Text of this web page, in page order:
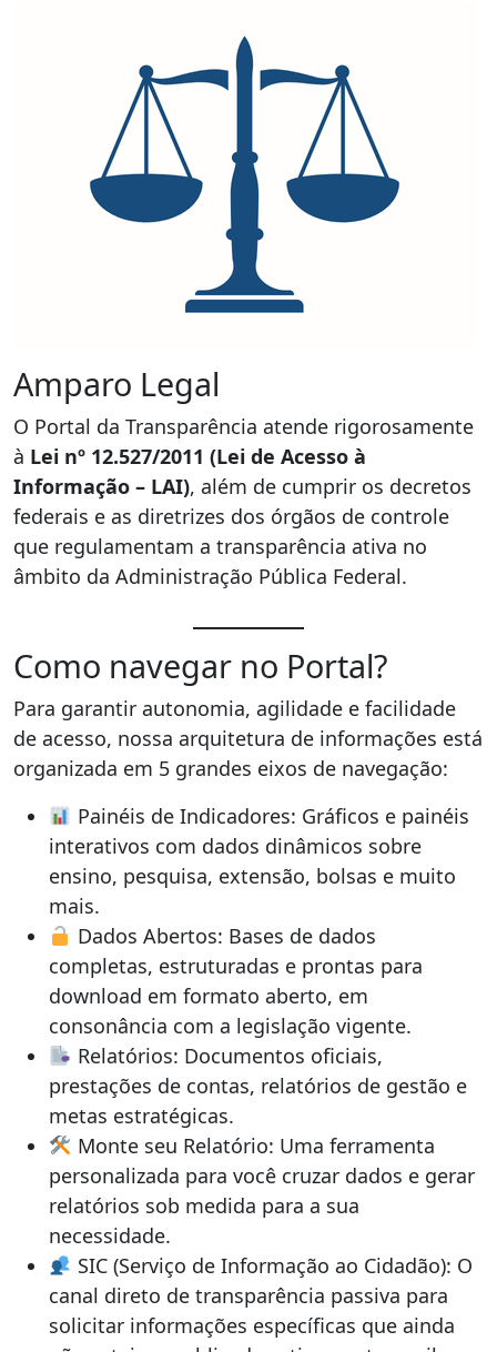
Amparo Legal
O Portal da Transparência atende rigorosamente
à Lei nº 12.527/2011 (Lei de Acesso à
Informação – LAI), além de cumprir os decretos
federais e as diretrizes dos órgãos de controle
que regulamentam a transparência ativa no
âmbito da Administração Pública Federal.
Como navegar no Portal?
Para garantir autonomia, agilidade e facilidade
de acesso, nossa arquitetura de informações está
organizada em 5 grandes eixos de navegação:
Painéis de Indicadores: Gráficos e painéis
interativos com dados dinâmicos sobre
ensino, pesquisa, extensão, bolsas e muito
mais.
Dados Abertos: Bases de dados
completas, estruturadas e prontas para
download em formato aberto, em
consonância com a legislação vigente.
Relatórios: Documentos oficiais,
prestações de contas, relatórios de gestão e
metas estratégicas.
Monte seu Relatório: Uma ferramenta
personalizada para você cruzar dados e gerar
relatórios sob medida para a sua
necessidade.
SIC (Serviço de Informação ao Cidadão): O
canal direto de transparência passiva para
solicitar informações específicas que ainda